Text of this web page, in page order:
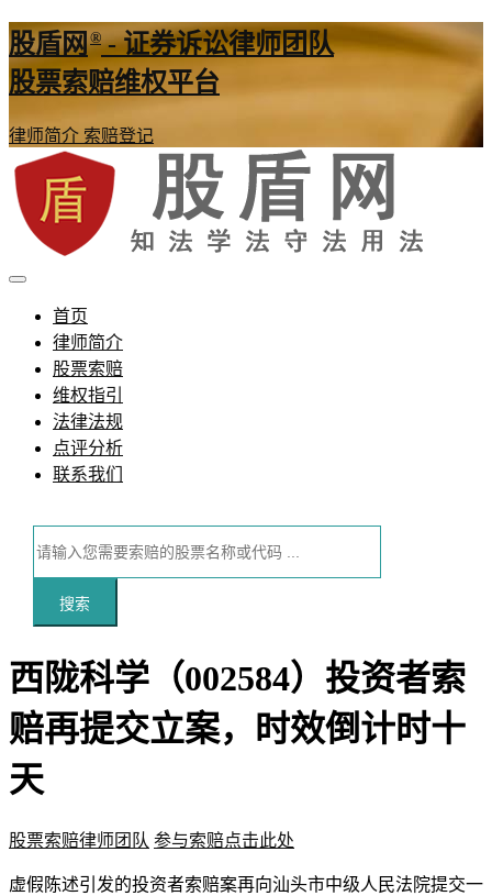
股盾网®- 证券诉讼律师团队
股票索赔维权平台
律师简介 索赔登记
股盾网
证券股票维权网
首页
律师简介
股票索赔
维权指引
法律法规
点评分析
联系我们
搜索
西陇科学（002584）投资者索
赔再提交立案，时效倒计时十
天
股票索赔律师团队 参与索赔点击此处
虚假陈述引发的投资者索赔案再向汕头市中级人民法院提交一